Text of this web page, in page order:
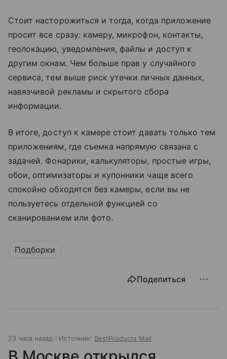
Стоит насторожиться и тогда, когда приложение
просит все сразу: камеру, микрофон, контакты,
геолокацию, уведомления, файлы и доступ к
другим окнам. Чем больше прав у случайного
сервиса, тем выше риск утечки личных данных,
навязчивой рекламы и скрытого сбора
информации.
В итоге, доступ к камере стоит давать только тем
приложениям, где съемка напрямую связана с
задачей. Фонарики, калькуляторы, простые игры,
обои, оптимизаторы и купонники чаще всего
спокойно обходятся без камеры, если вы не
пользуетесь отдельной функцией со
сканированием или фото.
Подборки
Поделиться
23 часа назад Источник: BestProducts Mail